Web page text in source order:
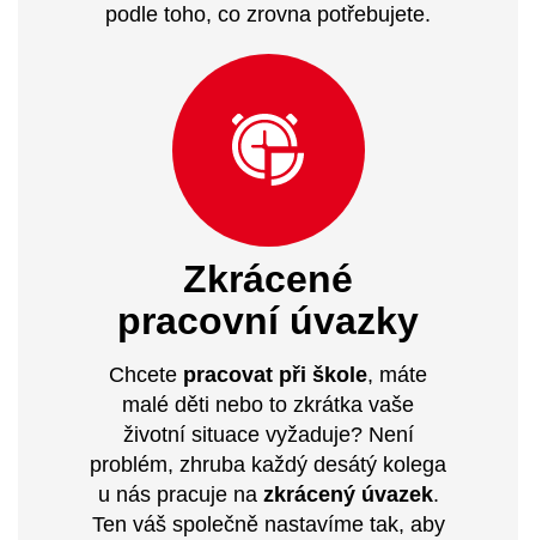
podle toho, co zrovna potřebujete.
Zkrácené
pracovní úvazky
Chcete pracovat při škole, máte
malé děti nebo to zkrátka vaše
životní situace vyžaduje? Není
problém, zhruba každý desátý kolega
u nás pracuje na zkrácený úvazek.
Ten váš společně nastavíme tak, aby